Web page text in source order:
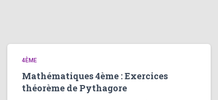
4ÈME
Mathématiques 4ème : Exercices
théorème de Pythagore